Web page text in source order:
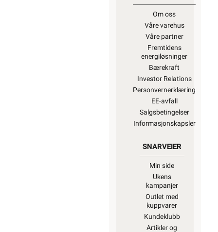
Om oss
Våre varehus
Våre partner
Fremtidens
energiløsninger
Bærekraft
Investor Relations
Personvernerklæring
EE-avfall
Salgsbetingelser
Informasjonskapsler
SNARVEIER
Min side
Ukens
kampanjer
Outlet med
kuppvarer
Kundeklubb
Artikler og